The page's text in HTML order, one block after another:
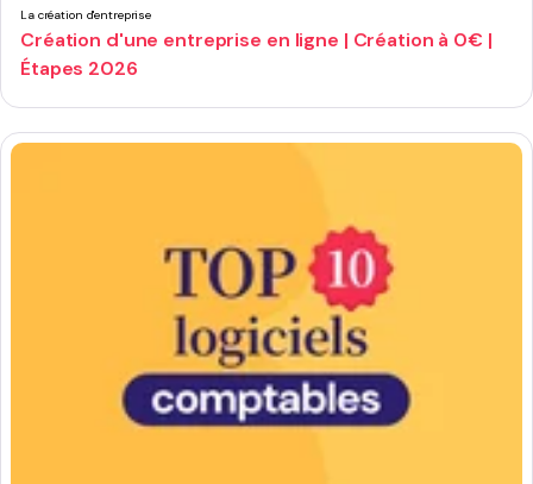
La création d'entreprise
Création d'une entreprise en ligne | Création à 0€ |
Étapes 2026